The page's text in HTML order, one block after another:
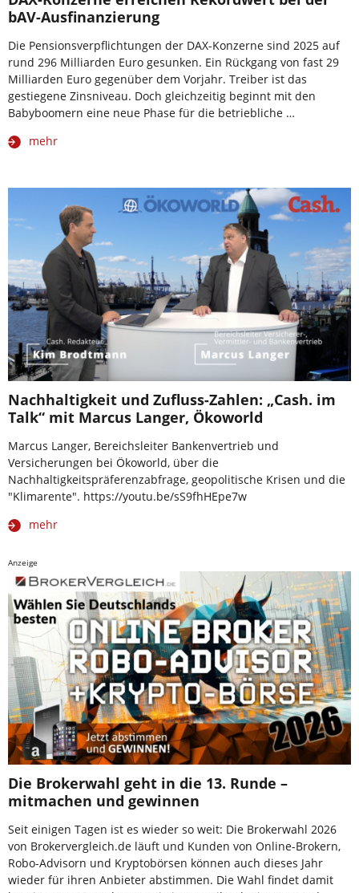
bAV-Ausfinanzierung
Die Pensionsverpflichtungen der DAX-Konzerne sind 2025 auf
rund 296 Milliarden Euro gesunken. Ein Rückgang von fast 29
Milliarden Euro gegenüber dem Vorjahr. Treiber ist das
gestiegene Zinsniveau. Doch gleichzeitig beginnt mit den
Babyboomern eine neue Phase für die betriebliche …
mehr
Nachhaltigkeit und Zufluss-Zahlen: „Cash. im
Talk“ mit Marcus Langer, Ökoworld
Marcus Langer, Bereichsleiter Bankenvertrieb und
Versicherungen bei Ökoworld, über die
Nachhaltigkeitspräferenzabfrage, geopolitische Krisen und die
"Klimarente". https://youtu.be/sS9fhHEpe7w
mehr
Anzeige
Die Brokerwahl geht in die 13. Runde –
mitmachen und gewinnen
Seit einigen Tagen ist es wieder so weit: Die Brokerwahl 2026
von Brokervergleich.de läuft und Kunden von Online-Brokern,
Robo-Advisorn und Kryptobörsen können auch dieses Jahr
wieder für ihren Anbieter abstimmen. Die Wahl findet damit